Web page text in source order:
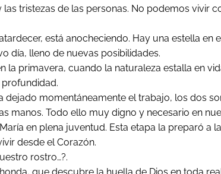
tristezas de las personas. No podemos vivir
está anocheciendo. Hay una estella
día, lleno de nuevas posibilidades.
la primavera, cuando la naturaleza estalla en
dejado momentáneamente el trabajo, los dos
manos. Todo ello muy digno y necesario en
en plena juventud. Esta etapa la preparó a
desde el Corazón.
rostro…?.